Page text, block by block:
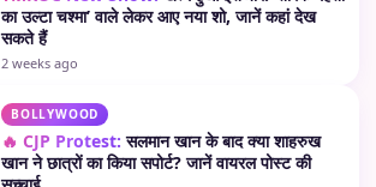
का उल्टा चश्मा’ वाले लेकर आए नया शो, जानें कहां देख
सकते हैं
2 weeks ago
BOLLYWOOD
🔥 CJP Protest: सलमान खान के बाद क्या शाहरुख
खान ने छात्रों का किया सपोर्ट? जानें वायरल पोस्ट की